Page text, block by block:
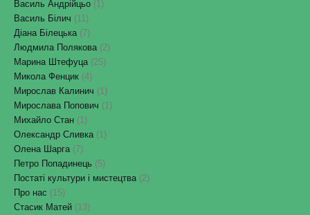
Василь Андрійцьо (1)
Василь Білич (11)
Діана Білецька (7)
Людмила Полякова (2)
Марина Штефуца (25)
Микола Фенцик (4)
Мирослав Калинич (1)
Мирослава Попович (1)
Михайло Стан (1)
Олександр Сливка (1)
Олена Шарга (7)
Петро Попадинець (5)
Постаті культури і мистецтва (2)
Про нас (15)
Стасик Матей (13)